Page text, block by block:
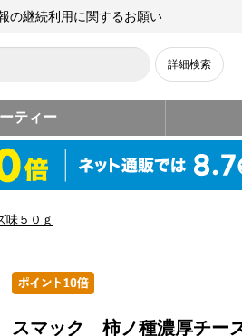
の継続利用に関するお願い
詳細検索
ティー
５０ｇ
スマック 柿ノ種濃厚チー